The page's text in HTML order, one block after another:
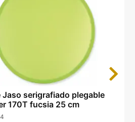
Jaso serigrafiado plegable
170T fucsia 25 cm
Next